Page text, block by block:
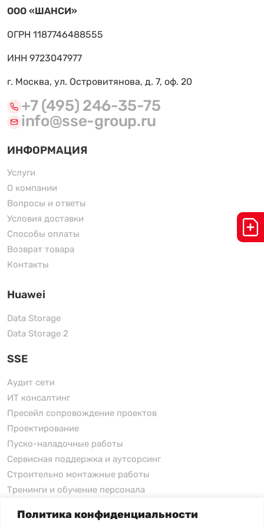
Политика конфиденциальности
ООО «ШАНСИ»
ОГРН 1187746488555
ИНН 9723047977
г. Москва, ул. Островитянова, д. 7, оф. 20
+7 (495) 246-35-75
info@sse-group.ru
ИНФОРМАЦИЯ
Услуги
О компании
Вопросы и ответы
Условия доставки
Способы оплаты
Возврат товара
Контакты
Huawei
Data Storage
Data Storage 2
SSE
Аудит сети
ИТ консалтинг
Пресейл сопровождение проектов
Проектирование
Пуско-наладочные работы
Сервисная поддержка и аутсорсинг
Строительно монтажные работы
Тренинги и обучение персонала
xFusion